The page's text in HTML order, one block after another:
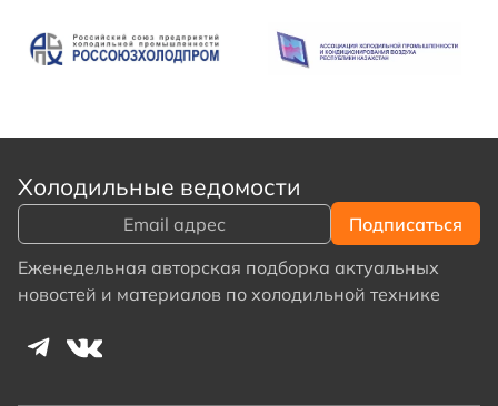
Холодильные ведомости
Еженедельная авторская подборка актуальных
новостей и материалов по холодильной технике